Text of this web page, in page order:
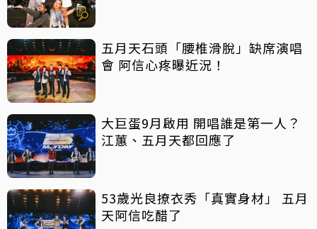
五月天石頭「腰椎滑脫」缺席演唱
會 阿信心疼曝近況！
大巨蛋9月啟用 開唱誰是第一人？
江蕙、五月天都回應了
53歲光良撩衣秀「真實身材」 五月
天阿信吃醋了